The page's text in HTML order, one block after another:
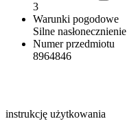
3
Warunki pogodowe
Silne nasłonecznienie
Numer przedmiotu
8964846
instrukcję użytkowania